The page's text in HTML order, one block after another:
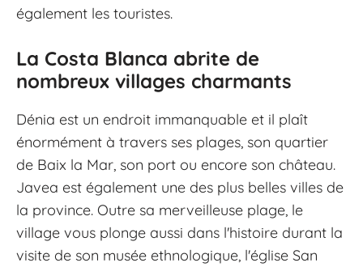
également les touristes.
La Costa Blanca abrite de
nombreux villages charmants
Dénia est un endroit immanquable et il plaît
énormément à travers ses plages, son quartier
de Baix la Mar, son port ou encore son château.
Javea est également une des plus belles villes de
la province. Outre sa merveilleuse plage, le
village vous plonge aussi dans l'histoire durant la
visite de son musée ethnologique, l'église San